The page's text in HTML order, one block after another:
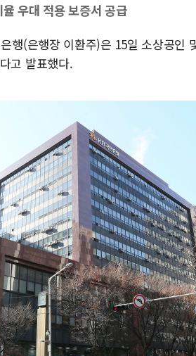
우대 적용 보증서 공급
행(은행장 이환주)은 15일 소상공인
고 발표했다.